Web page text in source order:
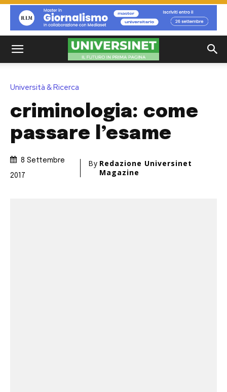
Università & Ricerca
criminologia: come
passare l’esame
8 Settembre
2017
By Redazione Universinet
Magazine